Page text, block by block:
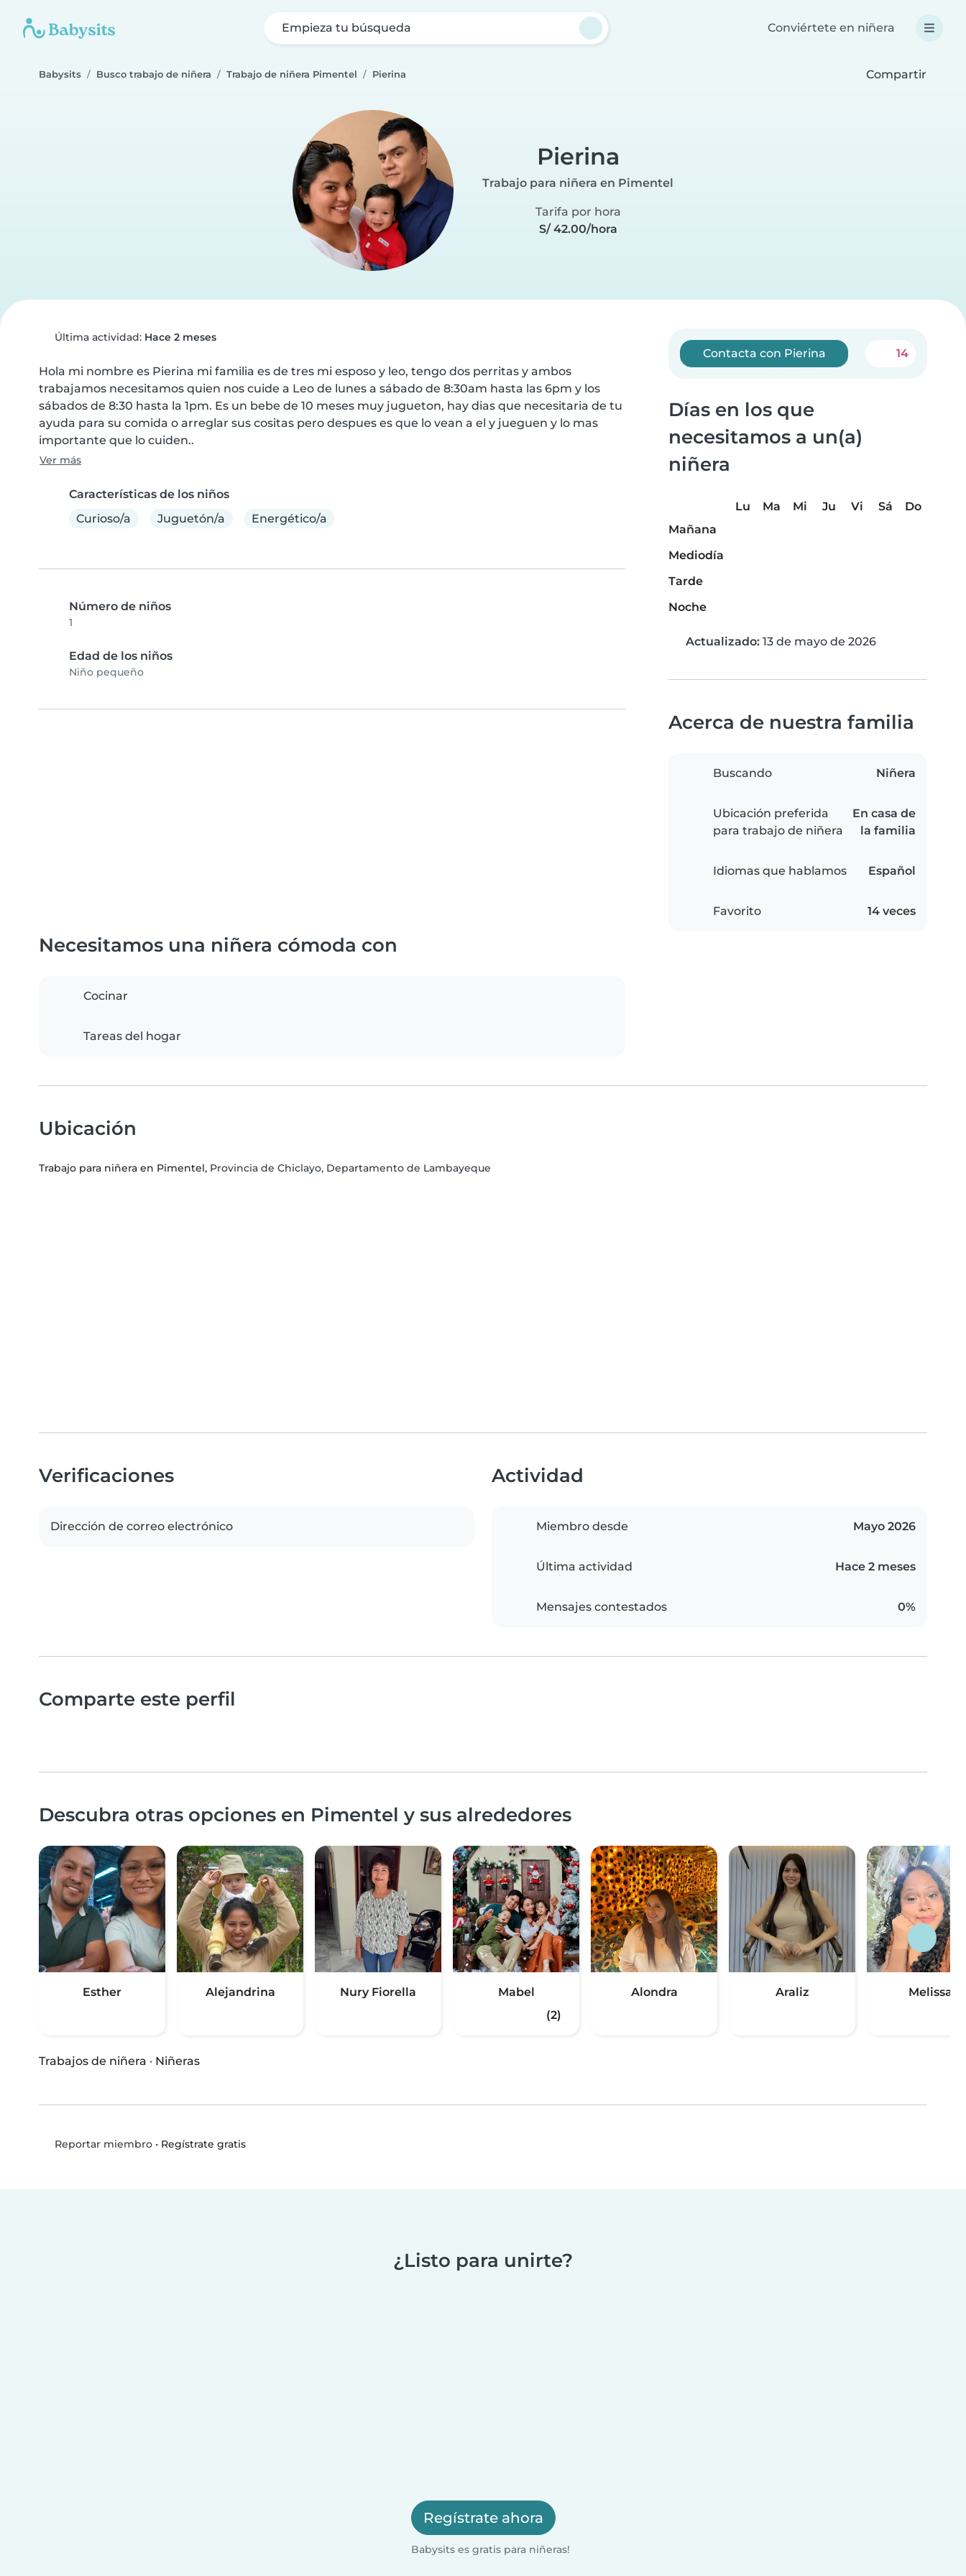
Empieza tu búsqueda Conviértete en niñera
Babysits Busco trabajo de niñera Trabajo de niñera Pimentel Pierina Compartir
Pierina
Trabajo para niñera en Pimentel
Tarifa por hora
S/ 42.00/hora
Última actividad: Hace 2 meses
Hola mi nombre es Pierina mi familia es de tres mi esposo y leo, tengo dos perritas y ambos
trabajamos necesitamos quien nos cuide a Leo de lunes a sábado de 8:30am hasta las 6pm y los
sábados de 8:30 hasta la 1pm. Es un bebe de 10 meses muy jugueton, hay dias que necesitaria de tu
ayuda para su comida o arreglar sus cositas pero despues es que lo vean a el y jueguen y lo mas
importante que lo cuiden..
Ver más
Características de los niños
Curioso/a
Juguetón/a Energético/a
Número de niños
1
Edad de los niños
Niño pequeño
Contacta con Pierina 14
Días en los que
necesitamos a un(a)
niñera
Lu Ma Mi Ju Vi Sá
Do
Mañana
Mediodía
Tarde
Noche
Actualizado: 13 de mayo de 2026
Acerca de nuestra familia
Buscando Niñera
Ubicación preferida
para trabajo de niñera
En casa de
la familia
Idiomas que hablamos Español
Favorito 14 veces
Necesitamos una niñera cómoda con
Cocinar
Tareas del hogar
Ubicación
Trabajo para niñera en Pimentel, Provincia de Chiclayo, Departamento de Lambayeque
Verificaciones
Dirección de correo electrónico
Actividad
Miembro desde Mayo 2026
Última actividad Hace 2 meses
Mensajes contestados 0%
Comparte este perfil
Descubra otras opciones en Pimentel y sus alrededores
Esther Alejandrina Nury Fiorella
Mabel
(2)
Alondra Araliz Melissa
Trabajos de niñera · Niñeras
Reportar miembro• Regístrate gratis
¿Listo para unirte?
Regístrate ahora
Babysits es gratis para niñeras!